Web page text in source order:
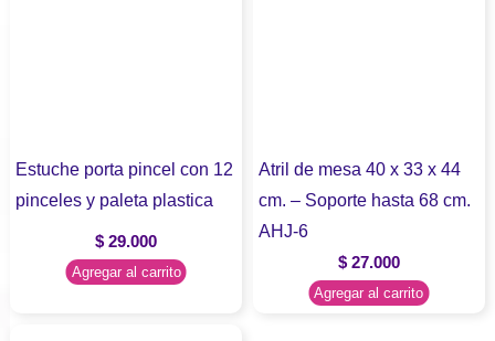
Estuche porta pincel con 12
pinceles y paleta plastica
$ 29.000
Agregar al carrito
Atril de mesa 40 x 33 x 44
cm. – Soporte hasta 68 cm.
AHJ-6
$27.000
Agregar al carrito